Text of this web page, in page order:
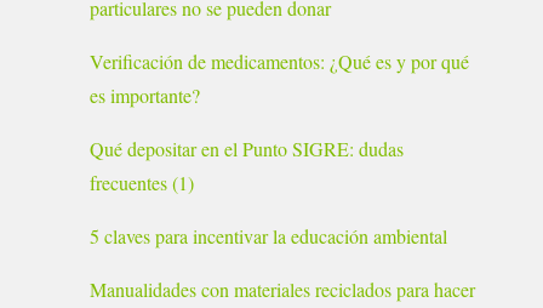
particulares no se pueden donar
Verificación de medicamentos: ¿Qué es y por qué
es importante?
Qué depositar en el Punto SIGRE: dudas
frecuentes (1)
5 claves para incentivar la educación ambiental
Manualidades con materiales reciclados para hacer